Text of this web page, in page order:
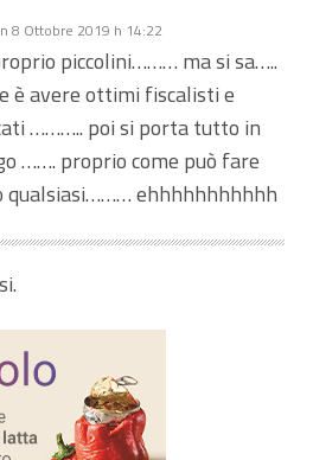
8 Ottobre 2019 h 14:22
piccolini……… ma si sa…..
è avere ottimi fiscalisti e
……….. poi si porta tutto in
……. proprio come può fare
qualsiasi……… ehhhhhhhhhhh